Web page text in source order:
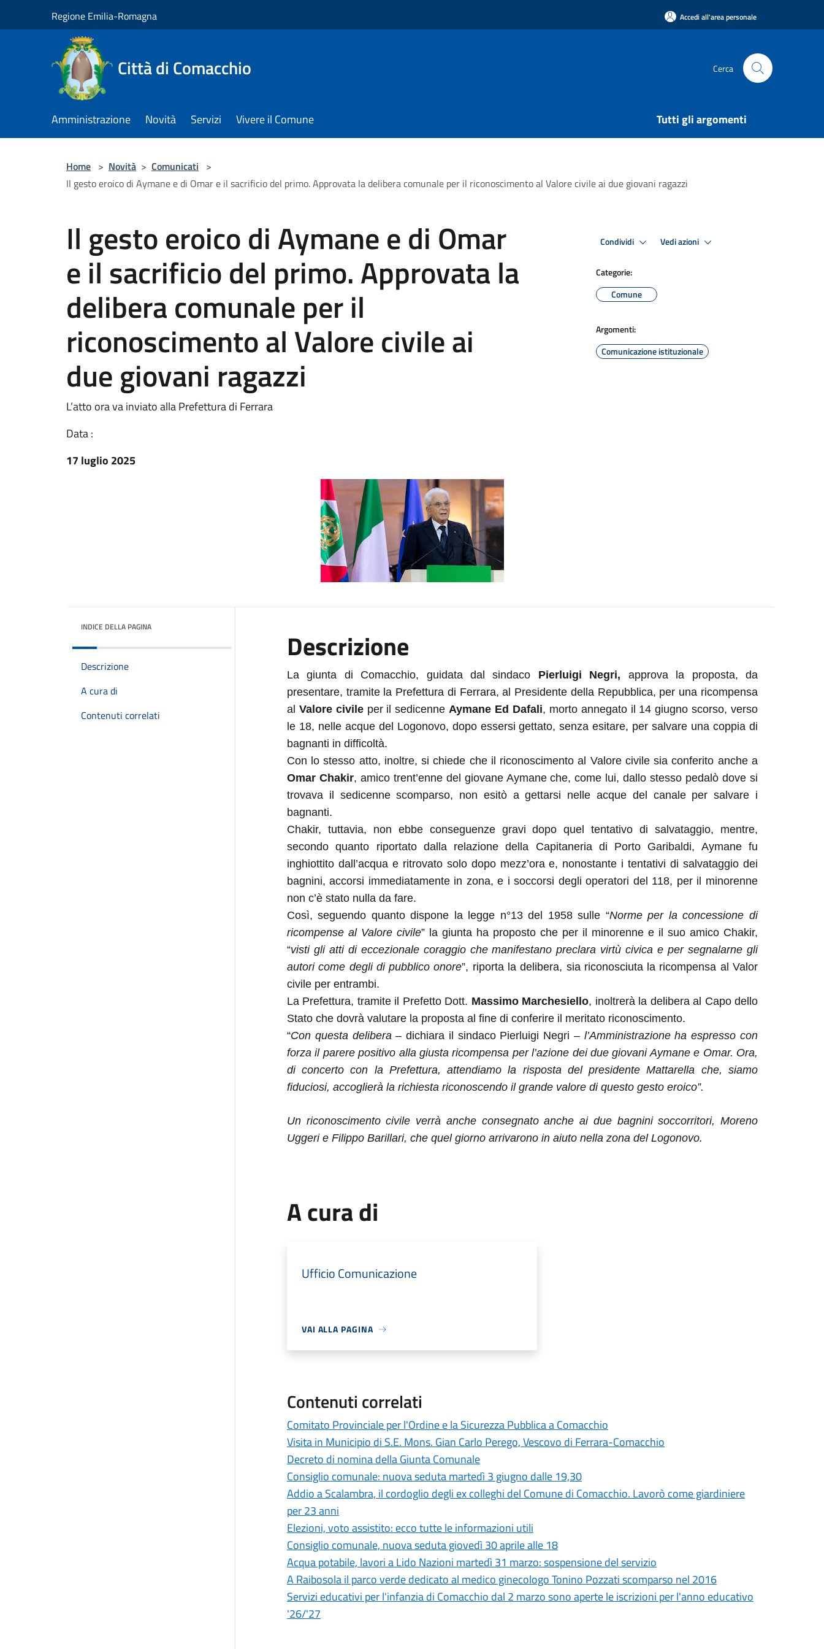
Regione Emilia-Romagna Accedi all'area personale
Città di Comacchio Cerca
Amministrazione Novità Servizi Vivere il Comune Tutti gli argomenti
Home > Novità > Comunicati >
Il gesto eroico di Aymane e di Omar e il sacrificio del primo. Approvata la delibera comunale per il riconoscimento al Valore civile ai due giovani ragazzi
Il gesto eroico di Aymane e di Omar
e il sacrificio del primo. Approvata la
delibera comunale per il
riconoscimento al Valore civile ai
due giovani ragazzi
L’atto ora va inviato alla Prefettura di Ferrara
Data :
17 luglio 2025
Condividi Vedi azioni
Categorie:
Comune
Argomenti:
Comunicazione istituzionale
INDICE DELLA PAGINA
Descrizione
A cura di
Contenuti correlati
Descrizione
La giunta di Comacchio, guidata dal sindaco Pierluigi Negri, approva la proposta, da
presentare, tramite la Prefettura di Ferrara, al Presidente della Repubblica, per una ricompensa
al Valore civileper il sedicenneAymane Ed Dafali, morto annegato il 14giugnoscorso, verso
le 18, nelle acque del Logonovo, dopo essersi gettato, senza esitare, per salvare una coppia di
bagnanti in difficoltà.
Con lo stesso atto, inoltre, si chiede che il riconoscimento al Valore civile sia conferito anche a
Omar Chakir, amico trent’enne del giovane Aymane che, come lui, dallo stesso pedalò dove si
trovava il sedicenne scomparso, non esitò a gettarsi nelle acque del canale per salvare i
bagnanti.
Chakir, tuttavia, non ebbe conseguenze gravi dopo quel tentativo di salvataggio, mentre,
secondo quanto riportato dalla relazione della Capitaneria di Porto Garibaldi, Aymane fu
inghiottito dall’acqua e ritrovato solo dopo mezz’ora e, nonostante i tentativi di salvataggio dei
bagnini, accorsi immediatamente in zona, e i soccorsi degli operatori del 118, per il minorenne
non c’è stato nulla da fare.
Così, seguendo quanto dispone la legge n°13 del 1958 sulle “Norme per la concessione di
ricompense al Valore civile” la giunta ha proposto che per il minorenne e il suo amico Chakir,
“visti gli atti di eccezionale coraggio che manifestano preclara virtù civica e per segnalarne gli
autori come degli di pubblico onore”, riporta la delibera, sia riconosciuta la ricompensa al Valor
civile per entrambi.
La Prefettura, tramite il Prefetto Dott. Massimo Marchesiello, inoltrerà la delibera al Capo dello
Stato che dovrà valutare la proposta al fine di conferire il meritato riconoscimento.
“Con questa delibera– dichiara il sindaco Pierluigi Negri – l’Amministrazione ha espresso con
forza il parere positivo alla giusta ricompensa per l’azione dei due giovani Aymane e Omar. Ora,
di concerto con la Prefettura, attendiamo la risposta del presidente Mattarella che, siamo
fiduciosi, accoglierà la richiesta riconoscendo il grande valore di questo gesto eroico”.
Un riconoscimento civile verrà anche consegnato anche ai due bagnini soccorritori, Moreno
Uggeri e Filippo Barillari, che quel giorno arrivarono in aiuto nella zona del Logonovo.
A cura di
Ufficio Comunicazione
VAI ALLA PAGINA
Contenuti correlati
Comitato Provinciale per l'Ordine e la Sicurezza Pubblica a Comacchio
Visita in Municipio di S.E. Mons. Gian Carlo Perego, Vescovo di Ferrara-Comacchio
Decreto di nomina della Giunta Comunale
Consiglio comunale: nuova seduta martedì 3 giugno dalle 19,30
Addio a Scalambra, il cordoglio degli ex colleghi del Comune di Comacchio. Lavorò come giardiniere
per 23 anni
Elezioni, voto assistito: ecco tutte le informazioni utili
Consiglio comunale, nuova seduta giovedì 30 aprile alle 18
Acqua potabile, lavori a Lido Nazioni martedì 31 marzo: sospensione del servizio
A Raibosola il parco verde dedicato al medico ginecologo Tonino Pozzati scomparso nel 2016
Servizi educativi per l'infanzia di Comacchio dal 2 marzo sono aperte le iscrizioni per l'anno educativo
'26/'27